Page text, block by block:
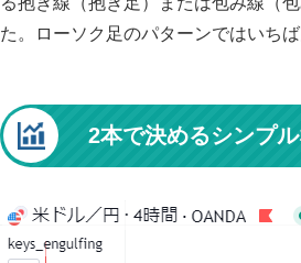
た。ローソク足のパターンではいち
2本で決めるシンプ